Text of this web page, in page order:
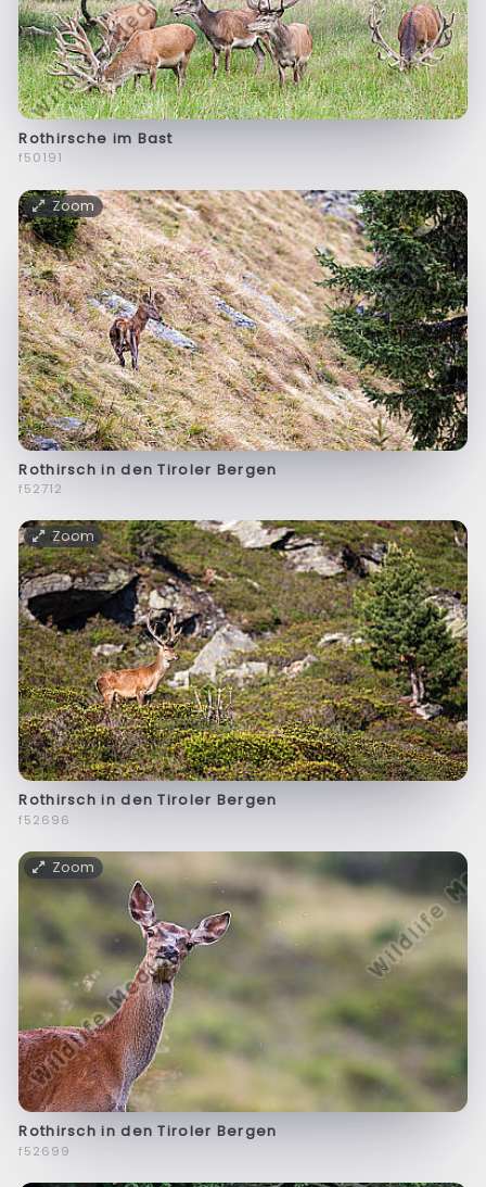
Rothirsche im Bast
f50191
Zoom
Rothirsch in den Tiroler Bergen
f52712
Zoom
Rothirsch in den Tiroler Bergen
f52696
Zoom
Rothirsch in den Tiroler Bergen
f52699